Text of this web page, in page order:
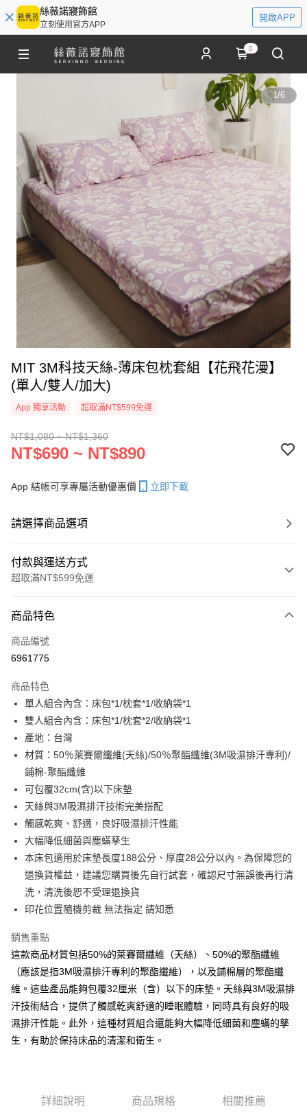
絲薇諾寢飾館
立刻使用官方APP
開啟APP
0
1/6
MIT 3M科技天絲-薄床包枕套組【花飛花漫】
(單人/雙人/加大)
App 獨享活動 超取滿NT$599免運
NT$1,080 ~ NT$1,360
NT$690 ~ NT$890
App 結帳可享專屬活動優惠價 立即下載
請選擇商品選項
付款與運送方式
超取滿NT$599免運
信用卡一次付款
超商取貨付款
Apple Pay
街口支付
悠遊付
全盈+PAY
ATM付款
運送方式
全家取貨付款
每筆NT$60，滿NT$599(含以上)免運費
付款後全家取貨
7-11取貨付款
每筆NT$60
離島7-11取貨付款
每筆NT$60
商品特色
商品編號
6961775
商品特色
單人組合內含：床包*1/枕套*1/收納袋*1
雙人組合內含：床包*1/枕套*2/收納袋*1
產地：台灣
材質：50％萊賽爾纖維(天絲)/50％聚酯纖維(3M吸濕排汗專利)/
鋪棉-聚酯纖維
可包覆32cm(含)以下床墊
天絲與3M吸濕排汗技術完美搭配
觸感乾爽、舒適，良好吸濕排汗性能
大幅降低細菌與塵蟎孳生
本床包適用於床墊長度188公分、厚度28公分以內。為保障您的
退換貨權益，建議您購買後先自行試套，確認尺寸無誤後再行清
洗，清洗後恕不受理退換貨
印花位置隨機剪裁 無法指定 請知悉
銷售重點
這款商品材質包括50%的萊賽爾纖維（天絲）、50%的聚酯纖維
（應該是指3M吸濕排汗專利的聚酯纖維），以及鋪棉層的聚酯纖
維。這些產品能夠包覆32厘米（含）以下的床墊。天絲與3M吸濕排
汗技術結合，提供了觸感乾爽舒適的睡眠體驗，同時具有良好的吸
濕排汗性能。此外，這種材質組合還能夠大幅降低細菌和塵蟎的孳
生，有助於保持床品的清潔和衛生。
詳細說明 商品規格 相關推薦